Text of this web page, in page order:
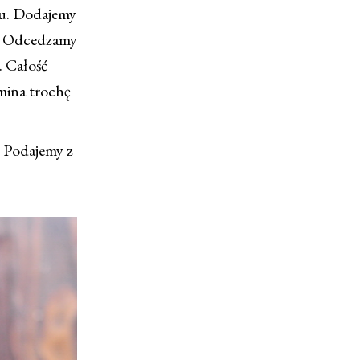
Dodajemy
trochę
z